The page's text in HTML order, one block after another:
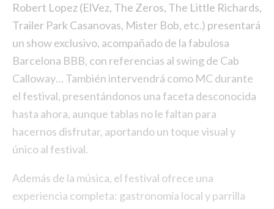
Robert Lopez (ElVez, The Zeros, The Little Richards,
Trailer Park Casanovas, Mister Bob, etc.) presentará
un show exclusivo, acompañado de la fabulosa
Barcelona BBB, con referencias al swing de Cab
Calloway… También intervendrá como MC durante
el festival, presentándonos una faceta desconocida
hasta ahora, aunque tablas no le faltan para
hacernos disfrutar, aportando un toque visual y
único al festival.
Además de la música, el festival ofrece una
experiencia completa: gastronomía local y parrilla